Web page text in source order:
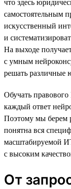
что здесь
самостоятельным
искусственный
и
На выходе
с умным
решать различные
Обучать
каждый ответ
Поэтому мы берем
понятна вся
масштабируемой
с высоким
От